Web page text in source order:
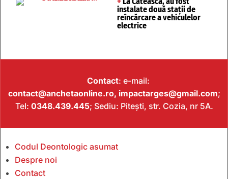
instalate două stații de
reîncărcare a vehiculelor
electrice
Contact: e-mail:
contact@anchetaonline.ro, impactarges@gmail.com;
Tel: 0348.439.445; Sediu: Pitești, str. Cozia, nr 5A.
Codul Deontologic asumat
Despre noi
Contact